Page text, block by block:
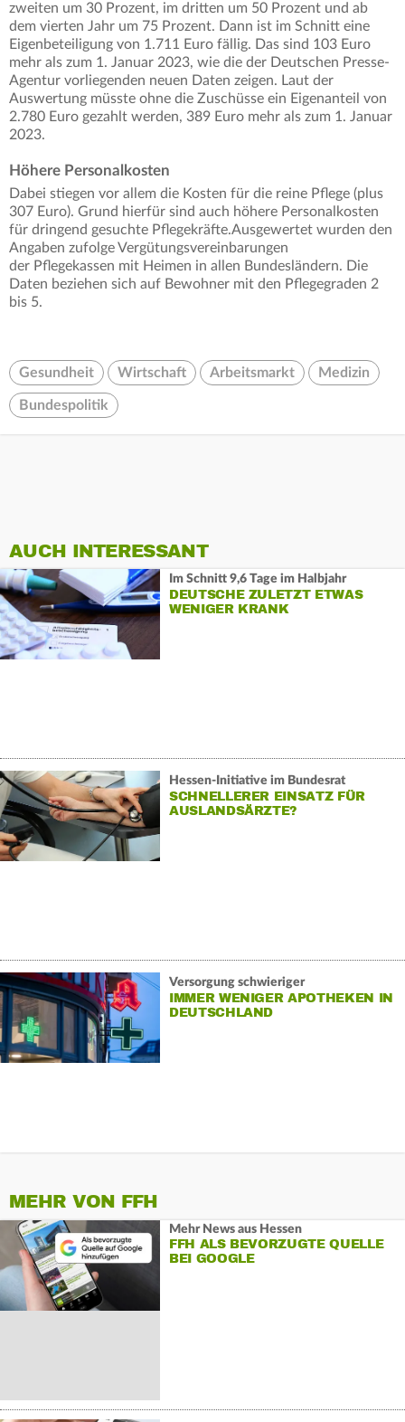
zweiten um 30 Prozent, im dritten um 50 Prozent und ab
dem vierten Jahr um 75 Prozent. Dann ist im Schnitt eine
Eigenbeteiligung von 1.711 Euro fällig. Das sind 103 Euro
mehr als zum 1. Januar 2023, wie die der Deutschen Presse-
Agentur vorliegenden neuen Daten zeigen. Laut der
Auswertung müsste ohne die Zuschüsse ein Eigenanteil von
2.780 Euro gezahlt werden, 389 Euro mehr als zum 1. Januar
2023.
Höhere Personalkosten
Dabei stiegen vor allem die Kosten für die reine Pflege (plus
307 Euro). Grund hierfür sind auch höhere Personalkosten
für dringend gesuchte Pflegekräfte.Ausgewertet wurden den
Angaben zufolge Vergütungsvereinbarungen
der Pflegekassen mit Heimen in allen Bundesländern. Die
Daten beziehen sich auf Bewohner mit den Pflegegraden 2
bis 5.
Gesundheit Wirtschaft Arbeitsmarkt Medizin
Bundespolitik
AUCH INTERESSANT
Im Schnitt 9,6 Tage im Halbjahr
DEUTSCHE ZULETZT ETWAS
WENIGER KRANK
Hessen-Initiative im Bundesrat
SCHNELLERER EINSATZ FÜR
AUSLANDSÄRZTE?
Versorgung schwieriger
IMMER WENIGER APOTHEKEN IN
DEUTSCHLAND
MEHR VON FFH
Mehr News aus Hessen
FFH ALS BEVORZUGTE QUELLE
BEI GOOGLE